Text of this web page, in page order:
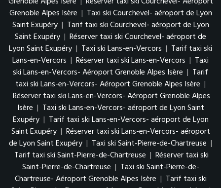
Grenoble Alpes Isère | Taxi ski Courchevel- aéroport de Lyon
Saint Exupéry | Tarif taxi ski Courchevel- aéroport de Lyon
Saint Exupéry | Réserver taxi ski Courchevel- aéroport de
Lyon Saint Exupéry | Taxi ski Lans-en-Vercors | Tarif taxi ski
Lans-en-Vercors | Réserver taxi ski Lans-en-Vercors | Taxi
ski Lans-en-Vercors- Aéroport Grenoble Alpes Isère | Tarif
taxi ski Lans-en-Vercors- Aéroport Grenoble Alpes Isère |
Réserver taxi ski Lans-en-Vercors- Aéroport Grenoble Alpes
Isère | Taxi ski Lans-en-Vercors- aéroport de Lyon Saint
Exupéry | Tarif taxi ski Lans-en-Vercors- aéroport de Lyon
Saint Exupéry | Réserver taxi ski Lans-en-Vercors- aéroport
de Lyon Saint Exupéry | Taxi ski Saint-Pierre-de-Chartreuse |
Tarif taxi ski Saint-Pierre-de-Chartreuse | Réserver taxi ski
Saint-Pierre-de-Chartreuse | Taxi ski Saint-Pierre-de-
Chartreuse- Aéroport Grenoble Alpes Isère | Tarif taxi ski